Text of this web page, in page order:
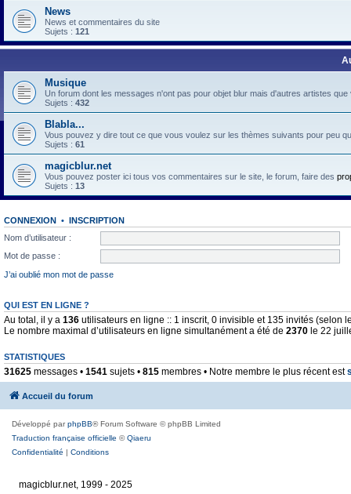
News
News et commentaires du site
Sujets : 121
Musique
Un forum dont les messages n'ont pas pour objet blur mais d'autres artistes
Sujets : 432
Blabla...
Vous pouvez y dire tout ce que vous voulez sur les thèmes suivants pour peu
Sujets : 61
magicblur.net
Vous pouvez poster ici tous vos commentaires sur le site, le forum, faire des
Sujets : 13
CONNEXION • INSCRIPTION
Nom d’utilisateur :
Mot de passe :
J’ai oublié mon mot de passe
QUI EST EN LIGNE ?
Au total, il y a 136 utilisateurs en ligne :: 1 inscrit, 0 invisible et 135 invités (selon
Le nombre maximal d’utilisateurs en ligne simultanément a été de 2370 le 22
STATISTIQUES
31625 messages • 1541 sujets • 815 membres • Notre membre le plus récent est
Accueil du forum
Développé parphpBB® Forum Software © phpBB Limited
Traduction française officielle ©Qiaeru
Confidentialité | Conditions
magicblur.net, 1999 - 2025